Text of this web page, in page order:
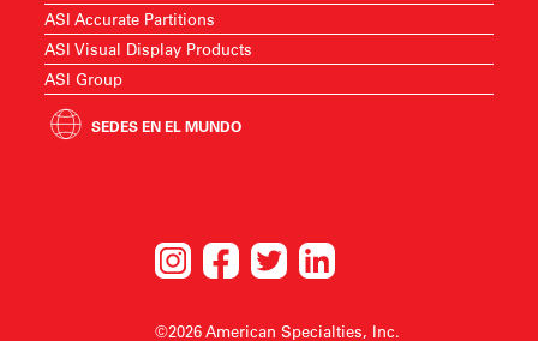
ASI Accurate Partitions
ASI Visual Display Products
ASI Group
SEDES EN EL MUNDO
©2026 American Specialties, Inc.